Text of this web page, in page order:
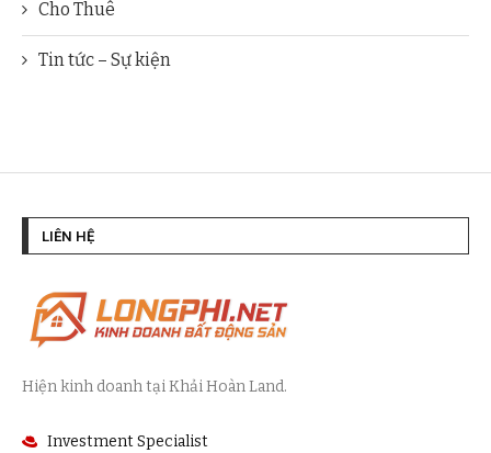
Cho Thuê
Tin tức – Sự kiện
LIÊN HỆ
Hiện kinh doanh tại Khải Hoàn Land.
Investment Specialist